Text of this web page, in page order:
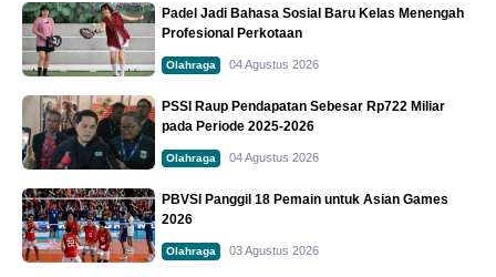
Padel Jadi Bahasa Sosial Baru Kelas Menengah
Profesional Perkotaan
Olahraga 04 Agustus 2026
PSSI Raup Pendapatan Sebesar Rp722 Miliar
pada Periode 2025-2026
Olahraga 04 Agustus 2026
PBVSI Panggil 18 Pemain untuk Asian Games
2026
Olahraga 03 Agustus 2026